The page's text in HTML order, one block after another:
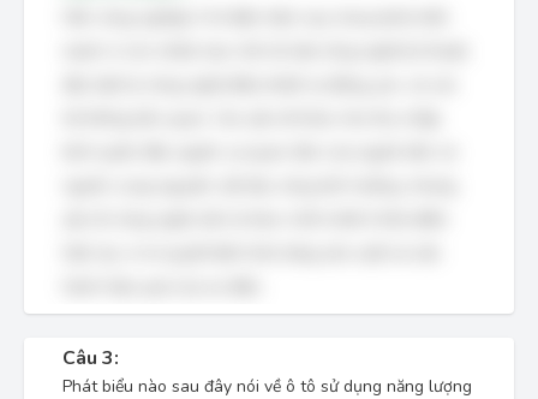
Câu 3:
Phát biểu nào sau đây nói về ô tô sử dụng năng lượng